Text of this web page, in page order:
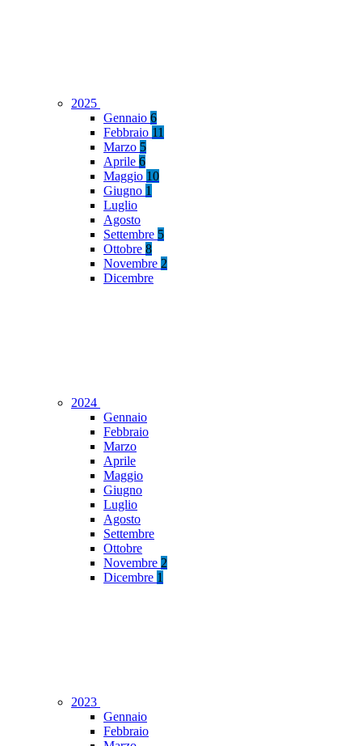
2025
Gennaio 6
Febbraio 11
Marzo 5
Aprile 6
Maggio 10
Giugno 1
Luglio
Agosto
Settembre 5
Ottobre 8
Novembre 2
Dicembre
2024
Gennaio
Febbraio
Marzo
Aprile
Maggio
Giugno
Luglio
Agosto
Settembre
Ottobre
Novembre 2
Dicembre 1
2023
Gennaio
Febbraio